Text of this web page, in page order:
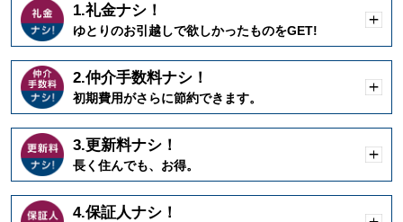
1.礼金ナシ！
ゆとりのお引越しで欲しかったものをGET!
く
2.仲介手数料ナシ！
初期費用がさらに節約できます。
く
3.更新料ナシ！
長く住んでも、お得。
く
4.保証人ナシ！